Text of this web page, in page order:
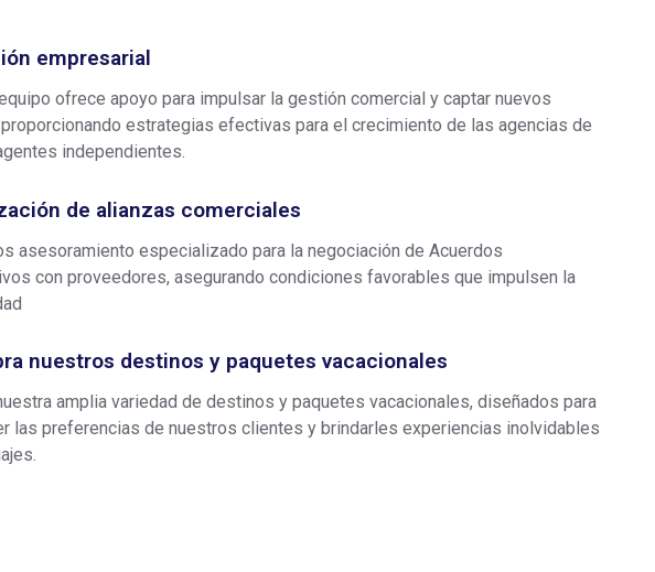
empresarial
ofrece apoyo para impulsar la gestión comercial y captar nuevos
estrategias efectivas para el crecimiento de las agencias de
independientes.
de alianzas comerciales
asesoramiento especializado para la negociación de Acuerdos
con proveedores, asegurando condiciones favorables que impulsen la
nuestros destinos y paquetes vacacionales
amplia variedad de destinos y paquetes vacacionales, diseñados para
las preferencias de nuestros clientes y brindarles experiencias inolvidables